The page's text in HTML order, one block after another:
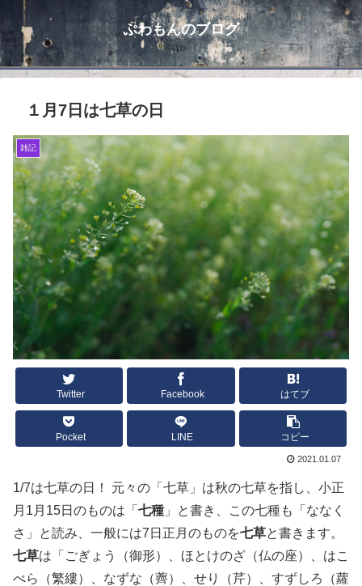
ぷわもんのブログ
１月7日は七草の日
雑記
Twitter Facebook はてブ
Pocket LINE コピー
2021.01.07
1/7は七草の日！ 元々の「七草」は秋の七草を指し、小正
月1月15日のものは「 七種 」と書き、この七種も「ななく
さ」と読み、一般には7日正月のものを七草と書きます。
七草は「ごぎょう（御形）、ほとけのざ（仏の座）、はこ
べら（繁縷）、なずな（薺）、せり（芹）、すずしろ（蘿